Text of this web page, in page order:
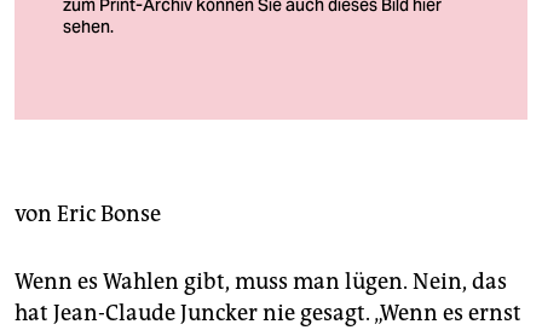
verlag
veranstaltungen
von Eric Bonse
Wenn es Wahlen gibt, muss man lügen. Nein, das
hat Jean-Claude Juncker nie gesagt. „Wenn es ernst